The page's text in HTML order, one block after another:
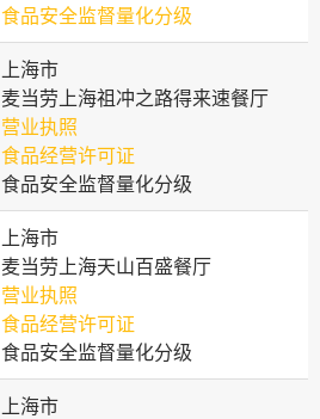
食品安全监督量化分级
上海市
麦当劳上海祖冲之路得来速餐厅
营业执照
食品经营许可证
食品安全监督量化分级
上海市
麦当劳上海天山百盛餐厅
营业执照
食品经营许可证
食品安全监督量化分级
上海市